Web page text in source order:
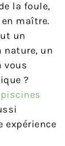
la foule,
maître.
un
nature, un
vous
?
piscines
expérience